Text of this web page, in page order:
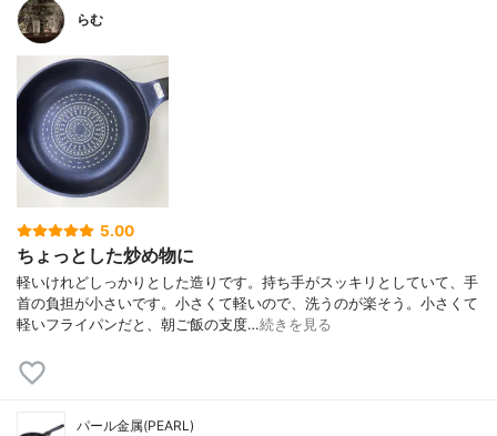
らむ
5.00
ちょっとした炒め物に
軽いけれどしっかりとした造りです。持ち手がスッキリとしていて、手
首の負担が小さいです。小さくて軽いので、洗うのが楽そう。小さくて
軽いフライパンだと、朝ご飯の支度…続きを見る
パール金属(PEARL)